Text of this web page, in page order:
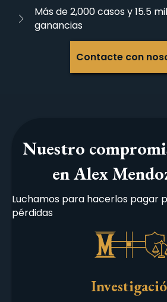
Más de 2,000 casos y 15.5
ganancias
Contacte con
Nuestro
en Alex
Luchamos para hacerlos pagar
pérdidas